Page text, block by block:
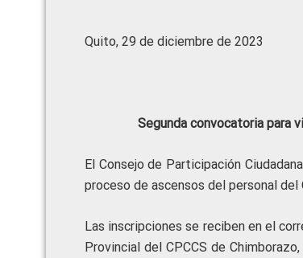
Quito, 29 de diciembre de 2023
Segunda convocatoria para
El Consejo de Participación
proceso de ascensos del personal del
Las inscripciones se reciben en el
Provincial del CPCCS de